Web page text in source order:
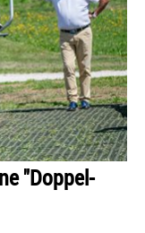
"Doppel-